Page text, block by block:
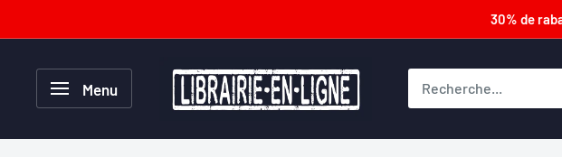
au
contenu
30% de
Menu
Librairie-
en-